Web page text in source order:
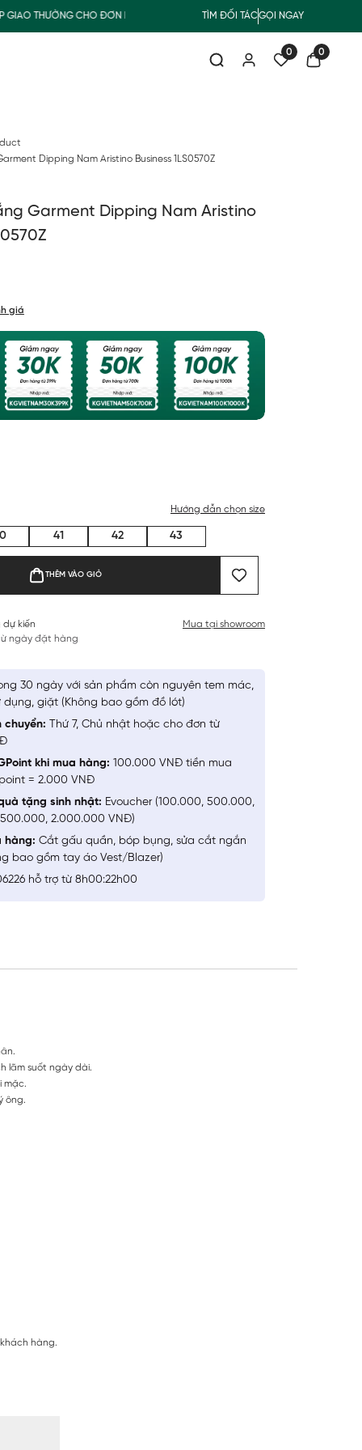
THƯỜNG CHO ĐƠN HÀNG TỪ 500.000Đ SUMMER COLLECTION
TÌM ĐỐI TÁCGỌI NGAY
0 0
Dipping Nam Aristino Business 1LS0570Z
Garment Dipping Nam Aristino
giá
Hướng dẫn chọn size
41 42 43
THÊM VÀO GIỎ
dự kiến
ngày đặt hàng
Mua tại showroom
30 ngày với sản phẩm còn nguyên tem mác,
dụng, giặt (Không bao gồm đồ lót)
chuyển: Thứ 7, Chủ nhật hoặc cho đơn từ
khi mua hàng: 100.000 VNĐ tiền mua
= 2.000 VNĐ
tặng sinh nhật: Evoucher (100.000, 500.000,
2.000.000 VNĐ)
hàng: Cắt gấu quần, bóp bụng, sửa cắt ngắn
bao gồm tay áo Vest/Blazer)
hỗ trợ từ 8h00:22h00
lãm suốt ngày dài.
mặc.
ông.
hàng.